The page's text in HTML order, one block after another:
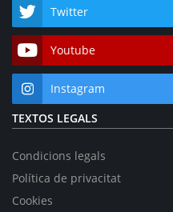
Twitter
Youtube
Instagram
TEXTOS LEGALS
Condicions legals
Política de privacitat
Cookies